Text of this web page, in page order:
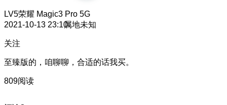
LV5荣耀 Magic3 Pro 5G
2021-10-13 23:10属地未知
关注
至臻版的，咱聊聊，合适的话我买。
809阅读